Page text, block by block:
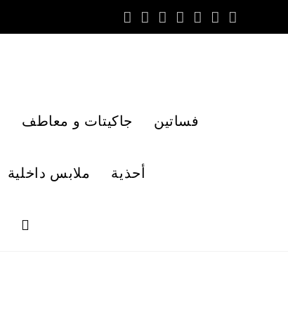
جاكيتات و معاطف فساتين
ملابس داخلية أحذية